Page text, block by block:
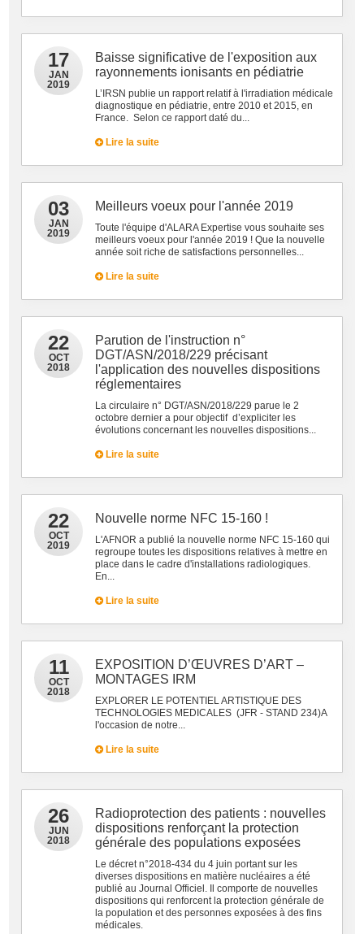
17
JAN
2019
Baisse significative de l'exposition aux
rayonnements ionisants en pédiatrie
L’IRSN publie un rapport relatif à l'irradiation médicale
diagnostique en pédiatrie, entre 2010 et 2015, en
France. Selon ce rapport daté du...
Lire la suite
03
JAN
2019
Meilleurs voeux pour l'année 2019
Toute l'équipe d'ALARA Expertise vous souhaite ses
meilleurs voeux pour l'année 2019 ! Que la nouvelle
année soit riche de satisfactions personnelles...
Lire la suite
22
OCT
2018
Parution de l'instruction n°
DGT/ASN/2018/229 précisant
l'application des nouvelles dispositions
réglementaires
La circulaire n° DGT/ASN/2018/229 parue le 2
octobre dernier a pour objectif d’expliciter les
évolutions concernant les nouvelles dispositions...
Lire la suite
22
OCT
2019
Nouvelle norme NFC 15-160 !
L'AFNOR a publié la nouvelle norme NFC 15-160 qui
regroupe toutes les dispositions relatives à mettre en
place dans le cadre d'installations radiologiques.
En...
Lire la suite
11
OCT
2018
EXPOSITION D’ŒUVRES D’ART –
MONTAGES IRM
EXPLORER LE POTENTIEL ARTISTIQUE DES
TECHNOLOGIES MEDICALES (JFR - STAND 234)A
l'occasion de notre...
Lire la suite
26
JUN
2018
Radioprotection des patients : nouvelles
dispositions renforçant la protection
générale des populations exposées
Le décret n°2018-434 du 4 juin portant sur les
diverses dispositions en matière nucléaires a été
publié au Journal Officiel. Il comporte de nouvelles
dispositions qui renforcent la protection générale de
la population et des personnes exposées à des fins
médicales.